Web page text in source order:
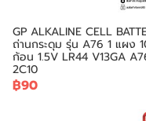
GP ALKALINE CELL
ถ่านกระดุม รุ่น A76 1 แผง
ก้อน 1.5V LR44 V13GA
2C10
฿90